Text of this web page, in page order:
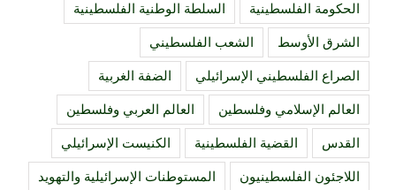
الحكومة الفلسطينية السلطة الوطنية الفلسطينية
الشرق الأوسط الشعب الفلسطيني
الصراع الفلسطيني الإسرائيلي الضفة الغربية
العالم الإسلامي وفلسطين العالم العربي وفلسطين
القدس القضية الفلسطينية الكنيست الإسرائيلي
اللاجئون الفلسطينيون المستوطنات الإسرائيلية والتهويد